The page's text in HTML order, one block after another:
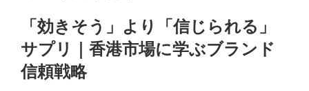
「効きそう」より「信じられる」
サプリ｜香港市場に学ぶブランド
信頼戦略